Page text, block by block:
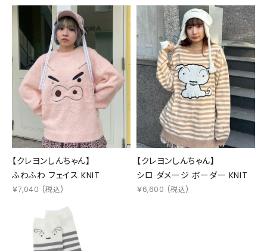
【クレヨンしんちゃん】
ふわふわ フェイス KNIT
￥7,040 (税込)
【クレヨンしんちゃん】
シロ ダメージ ボーダー KNIT
￥6,600 (税込)